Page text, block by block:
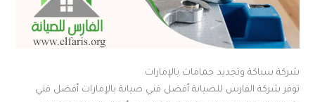
شركة سباكة وتجديد حمامات بالإمارات
توفر شركة الفارس للصيانة أفضل فني صيانة بالإمارات أفضل فني